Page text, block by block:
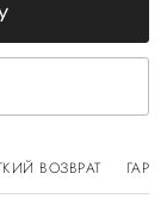
ВОЗВРАТ